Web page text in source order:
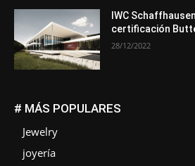
IWC
certificación
28/12/2022
# MÁS POPULARES
Jewelry
joyería